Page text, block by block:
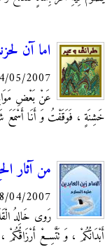
اما آن
2007 - 06:01
عَنْ بَعْضِ
خَشِنَةٍ ، فَوَقَفْتُ وَ أَنَا
من آثار
2007 - 17:06
رَوى خَالِدُ
أَبْدَانُكُمْ ، وَ تَتَّسِعْ